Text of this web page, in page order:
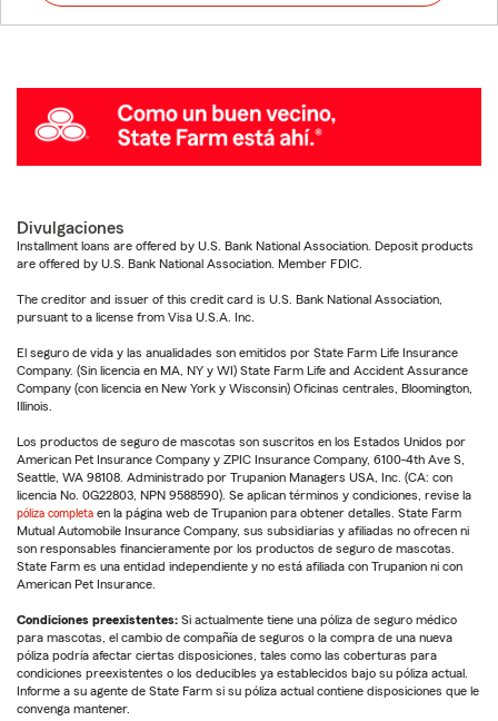
Divulgaciones
Installment loans are offered by U.S. Bank National Association. Deposit products
are offered by U.S. Bank National Association. Member FDIC.
The creditor and issuer of this credit card is U.S. Bank National Association,
pursuant to a license from Visa U.S.A. Inc.
El seguro de vida y las anualidades son emitidos por State Farm Life Insurance
Company. (Sin licencia en MA, NY y WI) State Farm Life and Accident Assurance
Company (con licencia en New York y Wisconsin) Oficinas centrales, Bloomington,
Illinois.
Los productos de seguro de mascotas son suscritos en los Estados Unidos por
American Pet Insurance Company y ZPIC Insurance Company, 6100-4th Ave S,
Seattle, WA 98108. Administrado por Trupanion Managers USA, Inc. (CA: con
licencia No. 0G22803, NPN 9588590). Se aplican términos y condiciones, revise la
póliza completa en la página web de Trupanion para obtener detalles. State Farm
Mutual Automobile Insurance Company, sus subsidiarias y afiliadas no ofrecen ni
son responsables financieramente por los productos de seguro de mascotas.
State Farm es una entidad independiente y no está afiliada con Trupanion ni con
American Pet Insurance.
Condiciones preexistentes: Si actualmente tiene una póliza de seguro médico
para mascotas, el cambio de compañía de seguros o la compra de una nueva
póliza podría afectar ciertas disposiciones, tales como las coberturas para
condiciones preexistentes o los deducibles ya establecidos bajo su póliza actual.
Informe a su agente de State Farm si su póliza actual contiene disposiciones que le
convenga mantener.